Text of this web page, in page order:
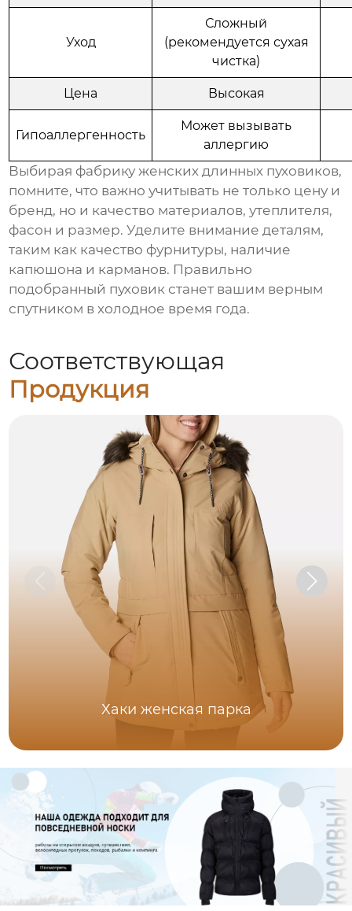
Уход
Сложный
(рекомендуется сухая
чистка)
Цена Высокая
Гипоаллергенность
Может вызывать
аллергию
Выбирая фабрику женских длинных пуховиков,
помните, что важно учитывать не только цену и
бренд, но и качество материалов, утеплителя,
фасон и размер. Уделите внимание деталям,
таким как качество фурнитуры, наличие
капюшона и карманов. Правильно
подобранный пуховик станет вашим верным
спутником в холодное время года.
Соответствующая
Продукция
Хаки женская парка